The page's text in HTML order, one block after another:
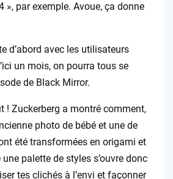
», par exemple. Avoue, ça donne
d’abord avec les utilisateurs
un mois, on pourra tous se
de Black Mirror.
! Zuckerberg a montré comment,
photo de bébé et une de
été transformées en origami et
palette de styles s’ouvre donc
tes clichés à l’envi et façonner